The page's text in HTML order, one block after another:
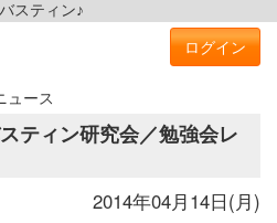
スティン♪
ログイン
ュース
ティン研究会／勉強会レ
2014年04月14日(月)